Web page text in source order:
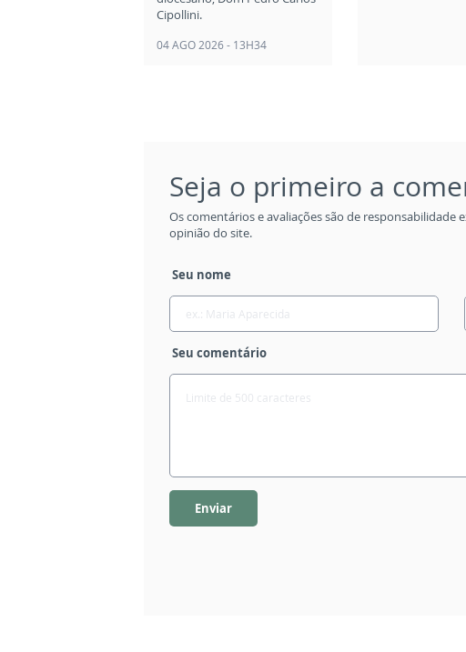
Cipollini.
04 AGO 2026 - 13H34
Seja o primeiro a
Os comentários e avaliações são de responsabilidade
opinião do site.
Seu nome
Seu comentário
Enviar